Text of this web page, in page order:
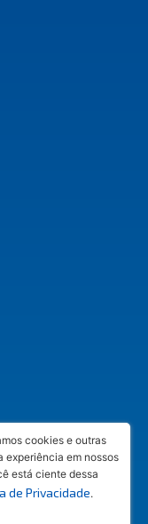
cookies e outras
experiência em nossos
está ciente dessa
de Privacidade.
DO